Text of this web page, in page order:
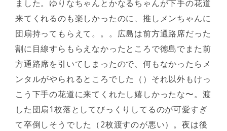
ました。ゆりなちゃんとかなるちゃんが下手の花道
来てくれるのも楽しかったのに、推しメンちゃんに
団扇持ってもらえて。。。広島は前方通路席だった
割に目線すらもらえなかったところで徳島でまた前
方通路席を引いてしまったので、何もなかったらメ
ンタルがやられるところでした（）それ以外もけっ
こう下手の花道に来てくれたし嬉しかったな〜。渡
した団扇1枚落としてびっくりしてるのが可愛すぎ
て卒倒しそうでした（2枚渡すのが悪い）。夜は後